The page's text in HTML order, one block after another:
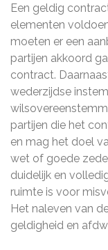
Een geldig
elementen
moeten er een
partijen akkoord
contract.
wederzijdse
partijen die het
en mag het doel
wet of goede
duidelijk en
ruimte is voor
Het naleven van
geldigheid en